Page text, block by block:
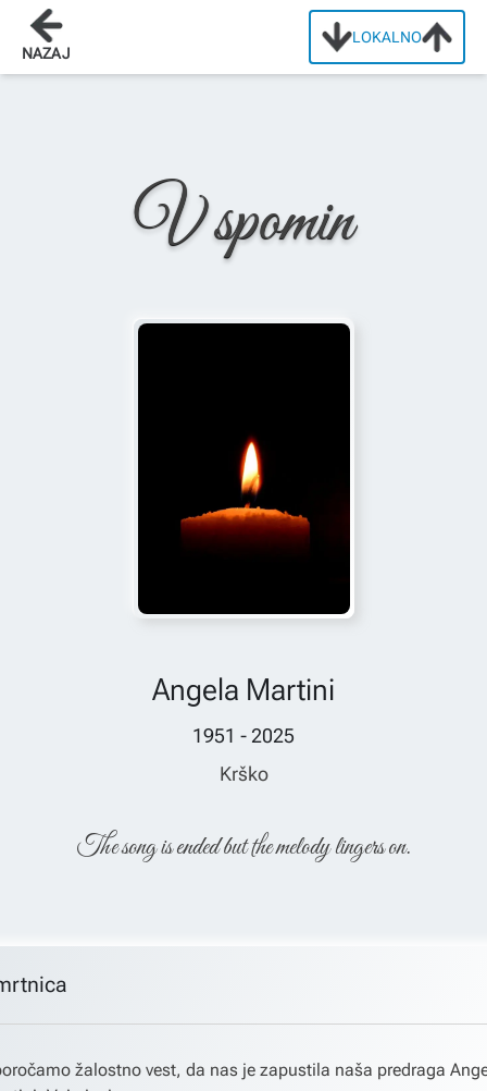
LOKALNO
NAZAJ
Domov
V spomin
Angela Martini
1951 - 2025
Krško
The song is ended but the melody lingers on.
žalostno vest, da nas je zapustila naša predraga